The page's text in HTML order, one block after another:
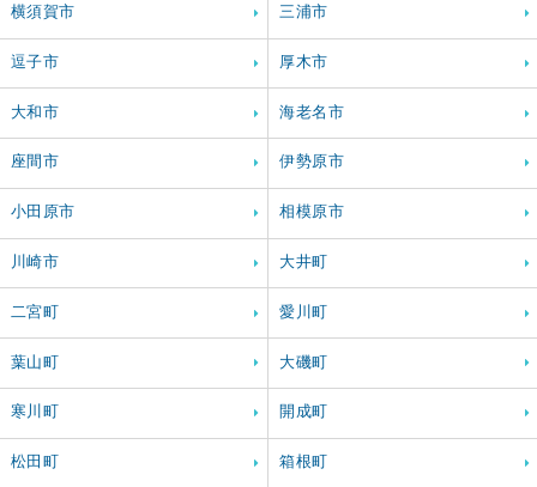
横須賀市 三浦市
逗子市 厚木市
大和市 海老名市
座間市 伊勢原市
小田原市 相模原市
川崎市 大井町
二宮町 愛川町
葉山町 大磯町
寒川町 開成町
松田町 箱根町